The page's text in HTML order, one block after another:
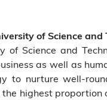
of Science and
of Science and
as well as
to nurture well-
highest proportion